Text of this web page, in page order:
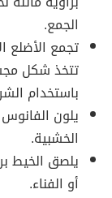
الجمع.
تجمع الأضلع
تتخذ شكل
باستخدام
يلون الفانوس
الخشبية.
يلصق الخيط
أو الفناء.